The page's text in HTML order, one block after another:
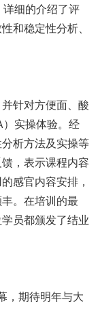
细的介绍了评
和稳定性分析、
针对方便面、酸
实操体验。经
析方法及实操等
，表示课程内容
感官内容安排，
。在培训的最
员都颁发了结业
，期待明年与大